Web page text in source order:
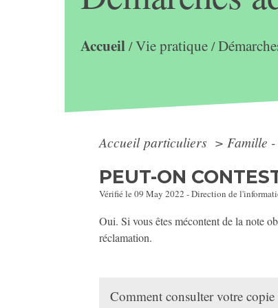
Accueil/Vie pratique/
Accueil particuliers > Famille
PEUT-ON
Vérifié le 09 May 2022 - Direction de
Oui. Si vous êtes mécontent de la note
réclamation.
Comment consulter votre copie